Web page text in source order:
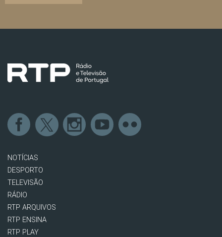
NOTÍCIAS
DESPORTO
TELEVISÃO
RÁDIO
RTP ARQUIVOS
RTP ENSINA
RTP PLAY